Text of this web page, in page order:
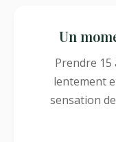
Un
Prendre
lentement
sensation